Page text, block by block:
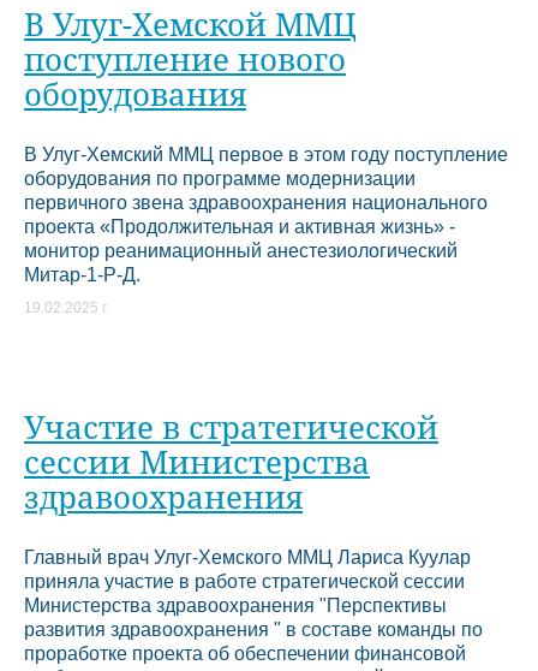
В Улуг-Хемской ММЦ
поступление нового
оборудования
В Улуг-Хемский ММЦ первое в этом году поступление
оборудования по программе модернизации
первичного звена здравоохранения национального
проекта «Продолжительная и активная жизнь» -
монитор реанимационный анестезиологический
Митар-1-Р-Д.
19.02.2025 г.
Участие в стратегической
сессии Министерства
здравоохранения
Главный врач Улуг-Хемского ММЦ Лариса Куулар
приняла участие в работе стратегической сессии
Министерства здравоохранения "Перспективы
развития здравоохранения " в составе команды по
проработке проекта об обеспечении финансовой